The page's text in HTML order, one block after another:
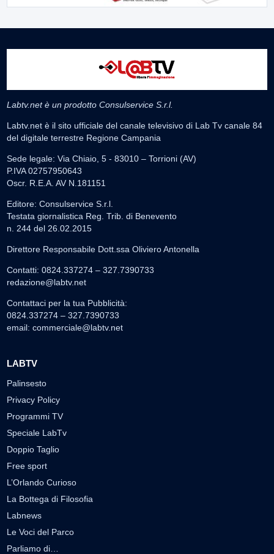
Labtv.net è un prodotto Consulservice S.r.l.
Labtv.net è il sito ufficiale del canale televisivo di Lab Tv canale 84
del digitale terrestre Regione Campania
Sede legale: Via Chiaio, 5 - 83010 – Torrioni (AV)
P.IVA 02757950643
Oscr. R.E.A. AV N.181151
Editore: Consulservice S.r.l.
Testata giornalistica Reg. Trib. di Benevento
n. 244 del 26.02.2015
Direttore Responsabile Dott.ssa Oliviero Antonella
Contatti: 0824.337274 – 327.7390733
redazione@labtv.net
Contattaci per la tua Pubblicità:
0824.337274 – 327.7390733
email: commerciale@labtv.net
LABTV
Palinsesto
Privacy Policy
Programmi TV
Speciale LabTv
Doppio Taglio
Free sport
L’Orlando Curioso
La Bottega di Filosofia
Labnews
Le Voci del Parco
Parliamo di…